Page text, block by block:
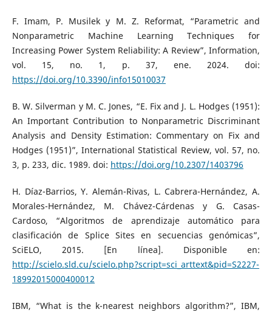
F. Imam, P. Musilek y M. Z. Reformat, “Parametric and
Nonparametric Machine Learning Techniques for
Increasing Power System Reliability: A Review”, Information,
vol. 15, no. 1, p. 37, ene. 2024. doi:
https://doi.org/10.3390/info15010037
B. W. Silverman y M. C. Jones, “E. Fix and J. L. Hodges (1951):
An Important Contribution to Nonparametric Discriminant
Analysis and Density Estimation: Commentary on Fix and
Hodges (1951)”, International Statistical Review, vol. 57, no.
3, p. 233, dic. 1989. doi: https://doi.org/10.2307/1403796
H. Díaz-Barrios, Y. Alemán-Rivas, L. Cabrera-Hernández, A.
Morales-Hernández, M. Chávez-Cárdenas y G. Casas-
Cardoso, “Algoritmos de aprendizaje automático para
clasificación de Splice Sites en secuencias genómicas”,
SciELO, 2015. [En línea]. Disponible en:
http://scielo.sld.cu/scielo.php?script=sci_arttext&pid=S2227-
18992015000400012
IBM, “What is the k-nearest neighbors algorithm?”, IBM,